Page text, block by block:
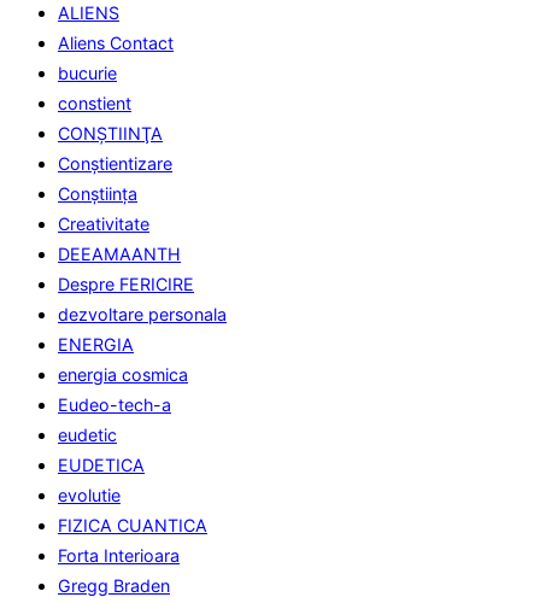
ALIENS
Aliens Contact
bucurie
constient
CONŞTIINŢA
Conştientizare
Conştiinţa
Creativitate
DEEAMAANTH
Despre FERICIRE
dezvoltare personala
ENERGIA
energia cosmica
Eudeo-tech-a
eudetic
EUDETICA
evolutie
FIZICA CUANTICA
Forta Interioara
Gregg Braden